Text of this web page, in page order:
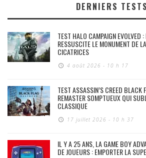
DERNIERS TESTS
TEST HALO CAMPAIGN EVOLVED
RESSUSCITE LE MONUMENT DE
CICATRICES
4 août 2026 - 10 h 17
TEST ASSASSIN’S CREED BLACK
REMASTER SOMPTUEUX QUI
CLASSIQUE
17 juillet 2026 - 10 h 37
IL Y A 25 ANS, LA GAME BOY
DE JOUEURS : EMPORTER LA